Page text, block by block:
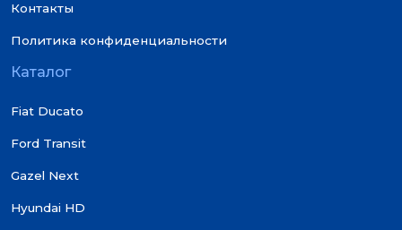
Контакты
Политика конфиденциальности
Каталог
Fiat Ducato
Ford Transit
Gazel Next
Hyundai HD